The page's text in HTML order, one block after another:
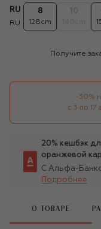
RU
RU
8
128cm
Получите
-30%
с 3 по 17
20% кешбэк
оранжевой
С Альфа-
Подробнее
О ТОВАРЕ